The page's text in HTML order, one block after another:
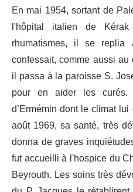
En mai 1954, sortant de
l'hôpital italien de
rhumatismes, il se
confessait, comme aussi
il passa à la paroisse S.
pour en aider les
d’Ermémin dont le climat
août 1969, sa santé, très
donna de graves
fut accueilli à l'hospice du
Beyrouth. Les soins très